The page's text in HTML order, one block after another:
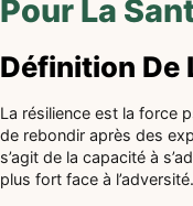
Pour La
Définition De
La résilience est la force
de rebondir après des
s’agit de la capacité à
plus fort face à l’adversité.